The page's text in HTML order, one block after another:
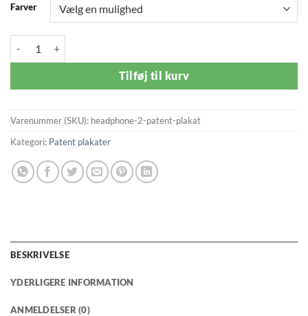
Farver
Tilføj til kurv
Varenummer (SKU): headphone-2-patent-plakat
Kategori: Patent plakater
BESKRIVELSE
YDERLIGERE INFORMATION
ANMELDELSER (0)